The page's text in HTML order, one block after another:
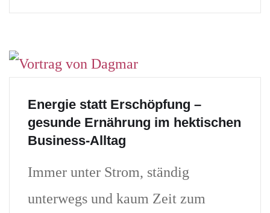
Energie statt Erschöpfung –
gesunde Ernährung im hektischen
Business-Alltag
Immer unter Strom, ständig
unterwegs und kaum Zeit zum